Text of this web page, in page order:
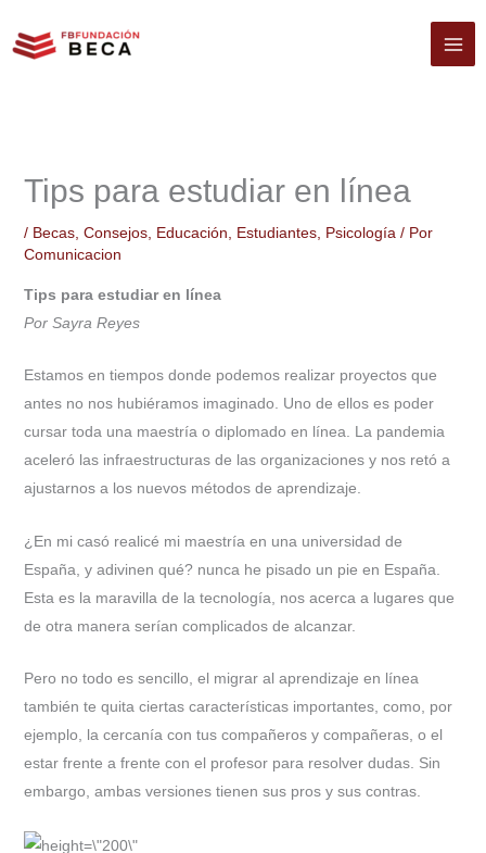
Tips para estudiar en línea
/ Becas, Consejos, Educación Estudiantes, Psicología / Por
Comunicacion
Tips para estudiar en línea
Por Sayra Reyes
Estamos en tiempos donde podemos realizar proyectos que
antes no nos hubiéramos imaginado. Uno de ellos es poder
cursar toda una maestría o diplomado en línea. La pandemia
aceleró las infraestructuras de las organizaciones y nos retó a
ajustarnos a los nuevos métodos de aprendizaje.
¿En mi casó realicé mi maestría en una universidad de
España, y adivinen qué? nunca he pisado un pie en España.
Esta es la maravilla de la tecnología, nos acerca a lugares que
de otra manera serían complicados de alcanzar.
Pero no todo es sencillo, el migrar al aprendizaje en línea
también te quita ciertas características importantes, como, por
ejemplo, la cercanía con tus compañeros y compañeras, o el
estar frente a frente con el profesor para resolver dudas. Sin
embargo, ambas versiones tienen sus pros y sus contras.